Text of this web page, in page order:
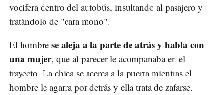
vocifera dentro del autobús, insultando al pasajero y
tratándolo de "cara mono".
El hombre se aleja a la parte de atrás y habla con
una mujer, que al parecer le acompañaba en el
trayecto. La chica se acerca a la puerta mientras el
hombre le agarra por detrás y ella trata de zafarse.